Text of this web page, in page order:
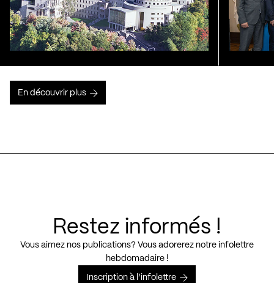
En découvrir plus
Restez informés !
Vous aimez nos publications? Vous adorerez notre infolettre
hebdomadaire !
Inscription à l’infolettre